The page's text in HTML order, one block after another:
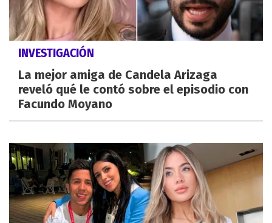
INVESTIGACIÓN
La mejor amiga de Candela Arizaga
reveló qué le contó sobre el episodio con
Facundo Moyano